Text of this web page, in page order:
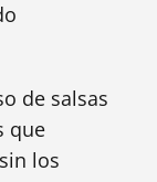
de salsas
que
los